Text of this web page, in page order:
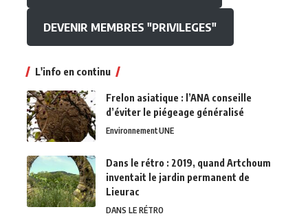
DEVENIR MEMBRES "PRIVILEGES"
L'info en continu
Frelon asiatique : l’ANA conseille
d’éviter le piégeage généralisé
EnvironnementUNE
Dans le rétro : 2019, quand Artchoum
inventait le jardin permanent de
Lieurac
DANS LE RÉTRO